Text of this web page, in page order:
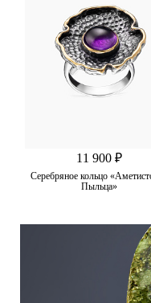
11 900 ₽
Серебряное кольцо
Пыльца»